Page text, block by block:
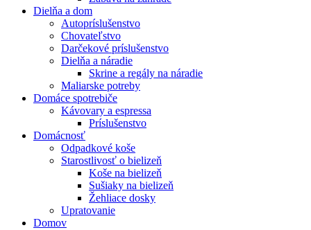
Dielňa a dom
Autopríslušenstvo
Chovateľstvo
Darčekové príslušenstvo
Dielňa a náradie
Skrine a regály na náradie
Maliarske potreby
Domáce spotrebiče
Kávovary a espressa
Príslušenstvo
Domácnosť
Odpadkové koše
Starostlivosť o bielizeň
Koše na bielizeň
Sušiaky na bielizeň
Žehliace dosky
Upratovanie
Domov